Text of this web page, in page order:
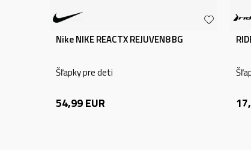
Nike NIKE REACTX REJUVEN8 BG
Šľapky pre deti
54,99EUR